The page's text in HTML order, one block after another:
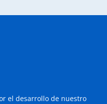
el desarrollo de nuestro